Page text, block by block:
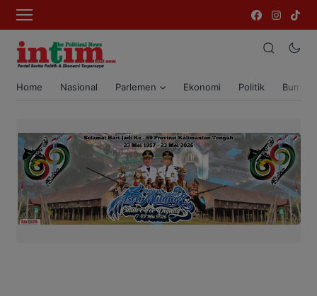
Home Nasional Parlemen Ekonomi Politik Bumi